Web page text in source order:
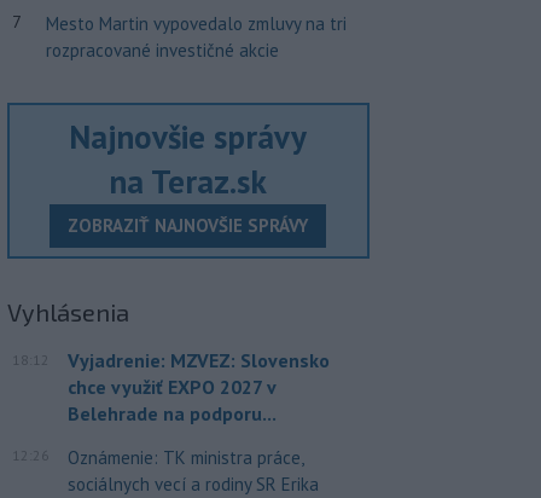
7
Mesto Martin vypovedalo zmluvy na tri
rozpracované investičné akcie
Najnovšie správy
na Teraz.sk
ZOBRAZIŤ NAJNOVŠIE SPRÁVY
Vyhlásenia
18:12
Vyjadrenie: MZVEZ: Slovensko
chce využiť EXPO 2027 v
Belehrade na podporu...
12:26
Oznámenie: TK ministra práce,
sociálnych vecí a rodiny SR Erika